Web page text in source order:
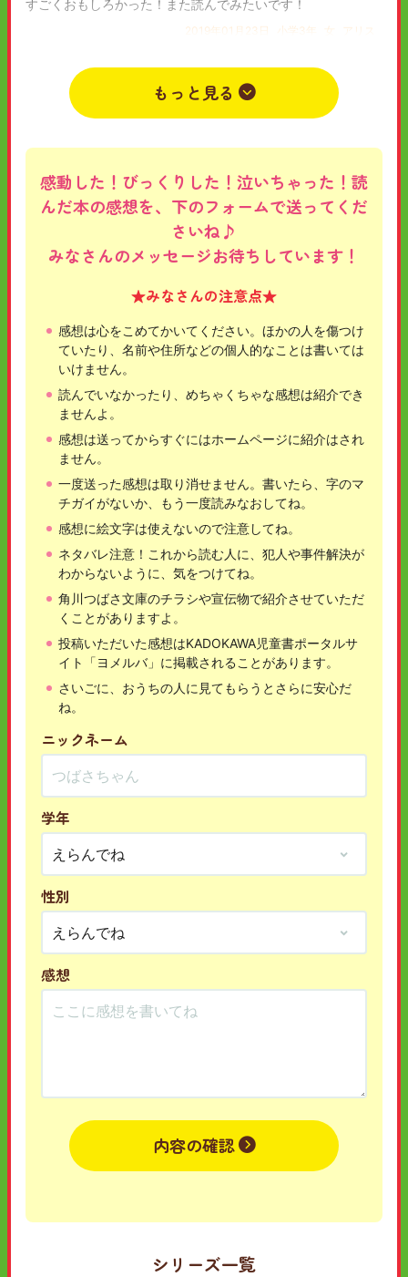
すごくおもしろかった！また読んでみたいです！
2019年01月23日 小学3年 女 アリス
もっと見る
感動した！びっくりした！泣いちゃった！読
んだ本の感想を、下のフォームで送ってくだ
さいね♪
みなさんのメッセージお待ちしています！
★みなさんの注意点★
感想は心をこめてかいてください。ほかの人を傷つけ
ていたり、名前や住所などの個人的なことは書いては
いけません。
読んでいなかったり、めちゃくちゃな感想は紹介でき
ませんよ。
感想は送ってからすぐにはホームページに紹介はされ
ません。
一度送った感想は取り消せません。書いたら、字のマ
チガイがないか、もう一度読みなおしてね。
感想に絵文字は使えないので注意してね。
ネタバレ注意！これから読む人に、犯人や事件解決が
わからないように、気をつけてね。
角川つばさ文庫のチラシや宣伝物で紹介させていただ
くことがありますよ。
投稿いただいた感想はKADOKAWA児童書ポータルサ
イト「ヨメルバ」に掲載されることがあります。
さいごに、おうちの人に見てもらうとさらに安心だ
ね。
ニックネーム
学年
性別
感想
内容の確認
シリーズ一覧